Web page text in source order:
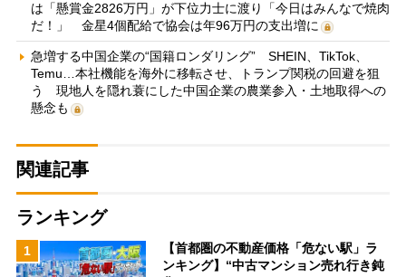
は「懸賞金2826万円」が下位力士に渡り「今日はみんなで焼肉
だ！」 金星4個配給で協会は年96万円の支出増に
急増する中国企業の“国籍ロンダリング” SHEIN、TikTok、
Temu…本社機能を海外に移転させ、トランプ関税の回避を狙
う 現地人を隠れ蓑にした中国企業の農業参入・土地取得への
懸念も
関連記事
ランキング
1
【首都圏の不動産価格「危ない駅」ラ
ンキング】“中古マンション売れ行き鈍